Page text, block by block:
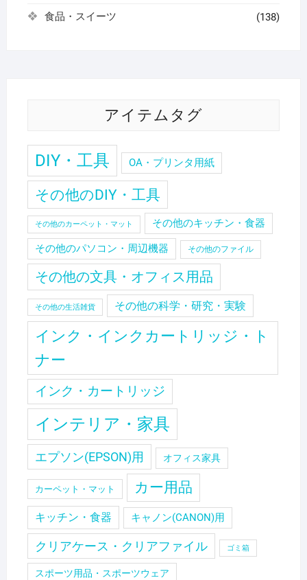
食品・スイーツ (138)
アイテムタグ
DIY・工具 OA・プリンタ用紙
その他のDIY・工具
その他のカーペット・マット その他のキッチン・食器
その他のパソコン・周辺機器 その他のファイル
その他の文具・オフィス用品
その他の生活雑貨 その他の科学・研究・実験
インク・インクカートリッジ・ト
ナー
インク・カートリッジ
インテリア・家具
エプソン(EPSON)用 オフィス家具
カーペット・マット カー用品
キッチン・食器 キャノン(CANON)用
クリアケース・クリアファイル ゴミ箱
スポーツ用品・スポーツウェア